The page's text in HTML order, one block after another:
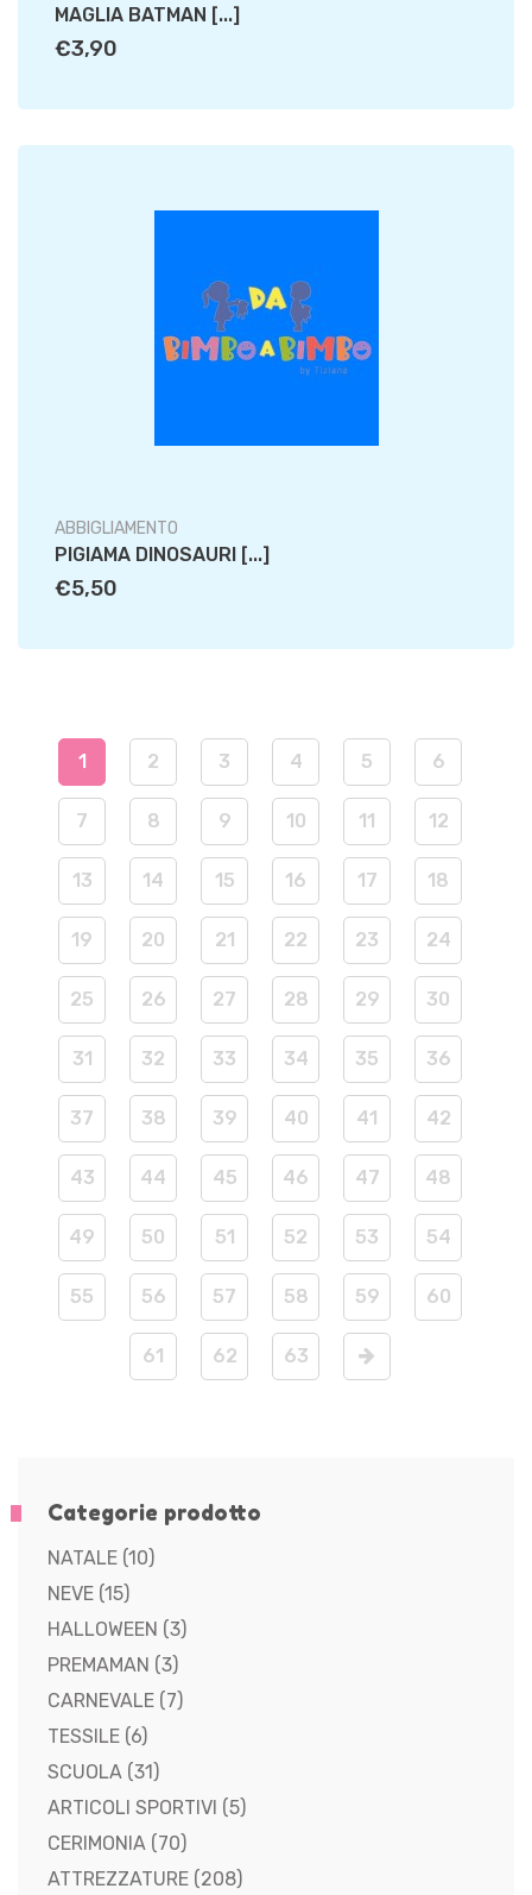
MAGLIA BATMAN [...]
€3,90
ABBIGLIAMENTO
PIGIAMA DINOSAURI [...]
€5,50
1 2 3 4 5 6
7 8 9 10 11 12
13 14 15 16 17 18
19 20 21 22 23 24
25 26 27 28 29 30
31 32 33 34 35 36
37 38 39 40 41 42
43 44 45 46 47 48
49 50 51 52 53 54
55 56 57 58 59 60
61 62 63
Categorie prodotto
NATALE (10)
NEVE (15)
HALLOWEEN (3)
PREMAMAN (3)
CARNEVALE (7)
TESSILE (6)
SCUOLA (31)
ARTICOLI SPORTIVI (5)
CERIMONIA (70)
ATTREZZATURE (208)